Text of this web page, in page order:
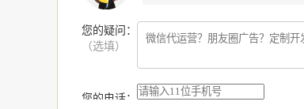
您的疑问
（选填）
：
您的电话：